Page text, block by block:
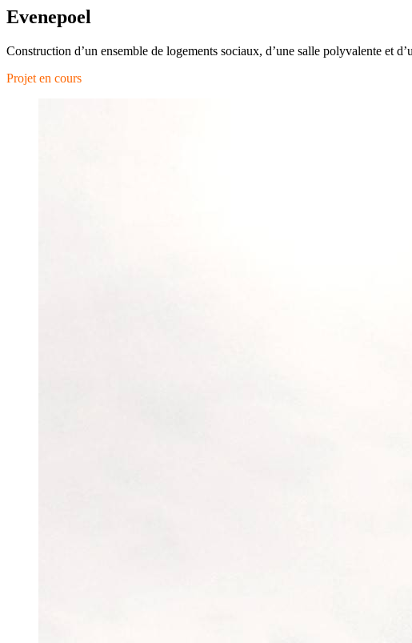
Evenepoel
Construction d’un ensemble de logements sociaux, d’une salle polyvalente et
Projet en cours